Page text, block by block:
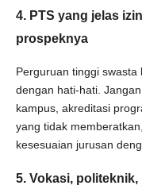
4. PTS yang jelas
prospeknya
Perguruan tinggi swasta
dengan hati-hati.
kampus, akreditasi
yang tidak
kesesuaian jurusan
5. Vokasi,